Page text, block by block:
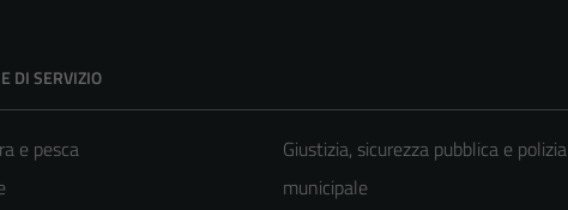
DI SERVIZIO
e pesca
Giustizia, sicurezza pubblica e polizia
municipale